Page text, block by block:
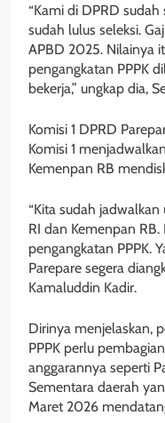
“Kami di DPRD
sudah lulus seleksi.
APBD 2025. Nilainya
pengangkatan PPPK
bekerja,” ungkap dia,
Komisi 1 DPRD
Komisi 1
Kemenpan RB
“Kita sudah
RI dan Kemenpan
pengangkatan PPPK.
Parepare segera
Kamaluddin Kadir.
Dirinya menjelaskan,
PPPK perlu
anggarannya seperti
Sementara daerah
Maret 2026